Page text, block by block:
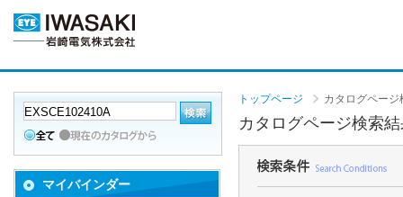
トップページ カタログページ
カタログページ検索
マイバインダー